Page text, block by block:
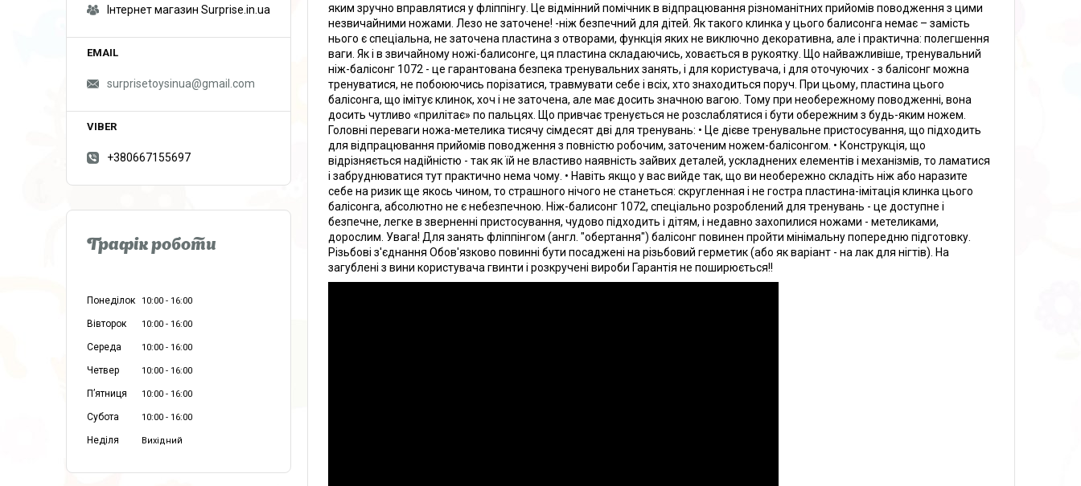
яким зручно вправлятися у фліппінгу. Це відмінний помічник в відпрацювання різноманітних прийомів поводження з цими
незвичайними ножами. Лезо не заточене! -ніж безпечний для дітей. Як такого клинка у цього балисонга немає – замість
нього є спеціальна, не заточена пластина з отворами, функція яких не виключно декоративна, але і практична: полегшення
ваги. Як і в звичайному ножі-балисонге, ця пластина складаючись, ховається в рукоятку. Що найважливіше, тренувальний
ніж-балісонг 1072 - це гарантована безпека тренувальних занять, і для користувача, і для оточуючих - з балісонг можна
тренуватися, не побоюючись порізатися, травмувати себе і всіх, хто знаходиться поруч. При цьому, пластина цього
балісонга, що імітує клинок, хоч і не заточена, але має досить значною вагою. Тому при необережному поводженні, вона
досить чутливо «прилітає» по пальцях. Що привчає тренується не розслаблятися і бути обережним з будь-яким ножем.
Головні переваги ножа-метелика тисячу сімдесят дві для тренувань: • Це дієве тренувальне пристосування, що підходить
для відпрацювання прийомів поводження з повністю робочим, заточеним ножем-балісонгом. • Конструкція, що
відрізняється надійністю - так як їй не властиво наявність зайвих деталей, ускладнених елементів і механізмів, то ламатися
і забруднюватися тут практично нема чому. • Навіть якщо у вас вийде так, що ви необережно складіть ніж або наразите
себе на ризик ще якось чином, то страшного нічого не станеться: скругленная і не гостра пластина-імітація клинка цього
балісонга, абсолютно не є небезпечною. Ніж-балисонг 1072, спеціально розроблений для тренувань - це доступне і
безпечне, легке в зверненні пристосування, чудово підходить і дітям, і недавно захопилися ножами - метеликами,
дорослим. Увага! Для занять фліппінгом (англ. "обертання") балісонг повинен пройти мінімальну попередню підготовку.
Різьбові з'єднання Обов'язково повинні бути посаджені на різьбовий герметик (або як варіант - на лак для нігтів). На
загублені з вини користувача гвинти і розкручені вироби Гарантія не поширюється!!
Інтернет магазин Surprise.in.ua
surprisetoysinua@gmail.com
+380667155697
Графік роботи
Понеділок 10:00 16:00
Вівторок 10:00 16:00
Середа 10:00 16:00
Четвер 10:00 16:00
Пʼятниця 10:00 16:00
Субота 10:00 16:00
Неділя Вихідний